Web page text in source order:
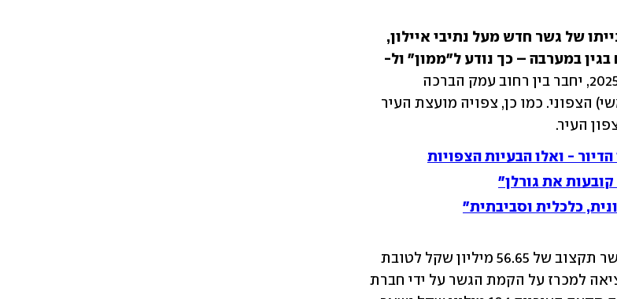
במערבה – כך נודע ל"ממון" ול-
העיר.
- ואלו הבעיות הצפויות
כלכלית וסביבתית"